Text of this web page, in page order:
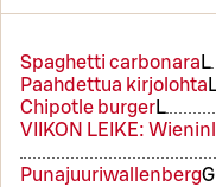
Spaghetti carbonara L
Paahdettua kirjolohta
Chipotle burgerL
VIIKON LEIKE:
PunajuuriwallenbergG